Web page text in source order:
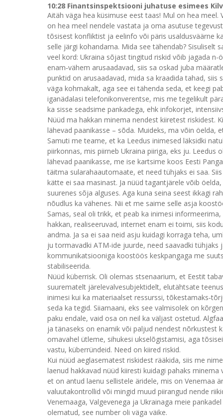
10:28 Finantsinspektsiooni juhatuse esimees
Aitäh väga hea küsimuse eest taas! Mul on hea
on hea meel nendele vastata ja oma asutuse
tõsisest konfliktist ja eelinfo või päris usaldusväärne
selle järgi kohandama. Mida see tähendab? Sisuliselt
veel kord: Ukraina sõjast tingitud riskid võib jagada
enam‑vähem arusaadavad, siis sa oskad juba
punktid on arusaadavad, mida sa kraadida tahad, siis
väga kohmakalt, aga see ei tähenda seda, et keegi
iganädalasi telefonikonverentse, mis me tegelikult
ka sisse seadsime pankadega, ehk infokorjet,
Nüüd ma hakkan minema nendest kiiretest riskidest.
lähevad paanikasse – sõda. Muideks, ma võin öelda,
Samuti me teame, et ka Leedus inimesed läksidki
piirkonnas, mis piirneb Ukraina piiriga, eks ju.
lähevad paanikasse, me ise kartsime koos Eesti
täitma sularahaautomaate, et need tühjaks ei saa.
kätte ei saa masinast. Ja nüüd tagantjärele võib
suurenes sõja alguses. Aga kuna seina seest ikkagi
nõudlus ka vähenes. Nii et me saime selle asja
Samas, seal oli trikk, et peab ka inimesi
hakkan, realiseeruvad, internet enam ei toimi, siis
andma. Ja sa ei saa neid asju kuidagi korraga teha,
ju tormavadki ATM-ide juurde, need saavadki
kommunikatsiooniga koostöös keskpangaga me
stabiliseerida.
Nüüd küberrisk. Oli olemas stsenaarium, et Eestit
suurematelt järelevalvesubjektidelt, elutähtsate
inimesi kui ka materiaalset ressurssi,
seda ka tegid. Siiamaani, eks see valmisolek on
paku endale, vaid osa on neil ka väljast ostetud.
ja tänaseks on enamik või paljud nendest nõrkustest
omavahel ütleme, sihukesi ukselõgistamisi, aga
vastu, küberründeid. Need on kiired riskid.
Kui nüüd aeglasematest riskidest rääkida, siis me
laenud hakkavad nüüd kiiresti kuidagi pahaks
et on antud laenu sellistele äridele, mis on Venemaa
valuutakontrollid või mingid muud piirangud nende
Venemaaga, Valgevenega ja Ukrainaga meie
olematud, see number oli väga väike.